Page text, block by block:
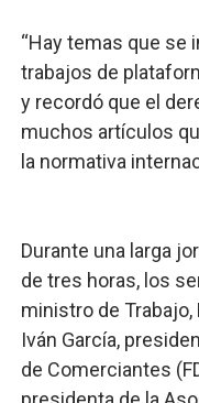
“Hay temas que se
trabajos de
y recordó que el
muchos artículos
la normativa
Durante una larga
de tres horas, los
ministro de
Iván García,
de Comerciantes